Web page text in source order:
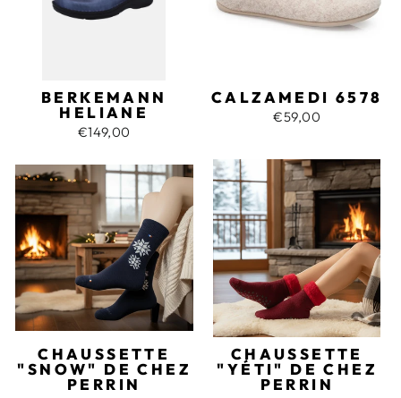
BERKEMANN
HELIANE
€149,00
CALZAMEDI 6578
€59,00
CHAUSSETTE
"SNOW" DE CHEZ
PERRIN
CHAUSSETTE
"YÉTI" DE CHEZ
PERRIN